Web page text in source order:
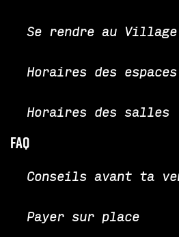
Se rendre au Village
Horaires des
Horaires des salles
faq
Conseils avant ta
Payer sur place